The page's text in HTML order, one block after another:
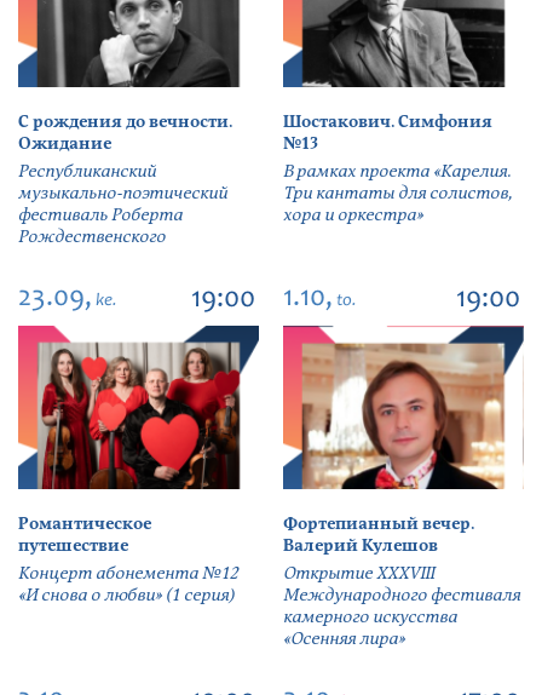
С рождения до вечности.
Ожидание
Республиканский
музыкально-поэтический
фестиваль Роберта
Рождественского
Шостакович. Симфония
№13
В рамках проекта «Карелия.
Три кантаты для солистов,
хора и оркестра»
23.09, ke. 19:00
Романтическое
путешествие
Концерт абонемента №12
«И снова о любви» (1 серия)
1.10, to. 19:00
Фортепианный вечер.
Валерий Кулешов
Открытие ХХХVIII
Международного фестиваля
камерного искусства
«Осенняя лира»